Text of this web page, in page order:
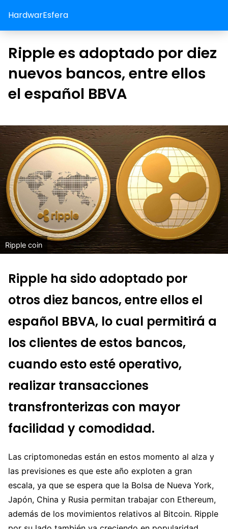
HardwarEsfera
Ripple es adoptado por diez
nuevos bancos, entre ellos
el español BBVA
Ripple coin
Ripple ha sido adoptado por
otros diez bancos, entre ellos el
español BBVA, lo cual permitirá a
los clientes de estos bancos,
cuando esto esté operativo,
realizar transacciones
transfronterizas con mayor
facilidad y comodidad.
Las criptomonedas están en estos momento al alza y
las previsiones es que este año exploten a gran
escala, ya que se espera que la Bolsa de Nueva York,
Japón, China y Rusia permitan trabajar con Ethereum,
además de los movimientos relativos al Bitcoin. Ripple